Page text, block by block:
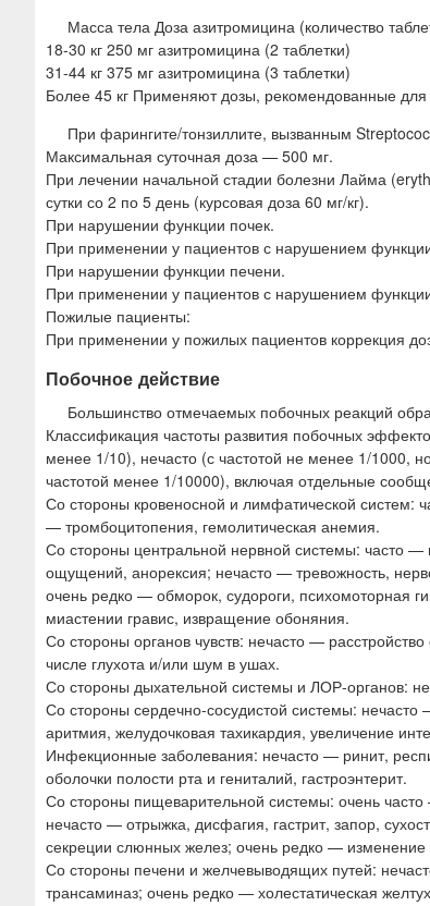
Масса тела Доза азитромицина (количество
18-30 кг 250 мг азитромицина (2 таблетки)
31-44 кг 375 мг азитромицина (3 таблетки)
Более 45 кг Применяют дозы, рекомендованные для
При фарингите/тонзиллите, вызванным
Максимальная суточная доза — 500 мг.
При лечении начальной стадии болезни Лайма
сутки со 2 по 5 день (курсовая доза 60 мг/кг).
При нарушении функции почек.
При применении у пациентов с нарушением
При нарушении функции печени.
При применении у пациентов с нарушением
Пожилые пациенты:
При применении у пожилых пациентов коррекция
Побочное действие
Большинство отмечаемых побочных реакций
Классификация частоты развития побочных
менее 1/10), нечасто (с частотой не менее 1/1000,
частотой менее 1/10000), включая отдельные
Со стороны кровеносной и лимфатической
— тромбоцитопения, гемолитическая анемия.
Со стороны центральной нервной системы: часто —
ощущений, анорексия; нечасто — тревожность,
очень редко — обморок, судороги, психомоторная
миастении гравис, извращение обоняния.
Со стороны органов чувств: нечасто —
числе глухота и/или шум в ушах.
Со стороны дыхательной системы и ЛОР-органов:
Со стороны сердечно-сосудистой системы:
аритмия, желудочковая тахикардия, увеличение
Инфекционные заболевания: нечасто — ринит,
оболочки полости рта и гениталий, гастроэнтерит.
Со стороны пищеварительной системы: очень
нечасто — отрыжка, дисфагия, гастрит, запор,
секреции слюнных желез; очень редко —
Со стороны печени и желчевыводящих путей:
трансаминаз; очень редко — холестатическая